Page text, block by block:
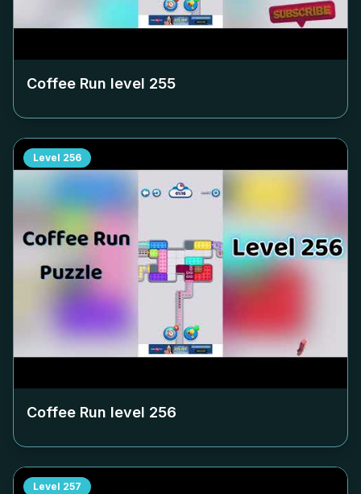
Coffee Run level 255
Level 256
Coffee Run level 256
Level 257